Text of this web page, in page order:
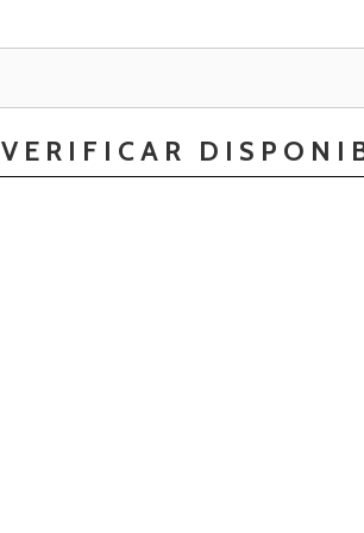
VERIFICAR